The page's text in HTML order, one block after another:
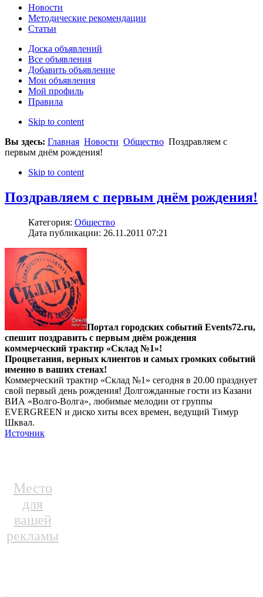
Новости
Методические рекомендации
Статьи
Доска объявлений
Все объявления
Добавить объявление
Мои объявления
Мой профиль
Правила
Skip to content
Вы здесь: Главная Новости Общество Поздравляем с
первым днём рождения!
Skip to content
Поздравляем с первым днём рождения!
Категория: Общество
Дата публикации: 26.11.2011 07:21
Портал городских событий Events72.ru,
спешит поздравить с первым днём рождения
коммерческий трактир «Склад №1»!
Процветания, верных клиентов и самых громких событий
именно в ваших стенах!
Коммерческий трактир «Склад №1» сегодня в 20.00 празднует
свой первый день рождения! Долгожданные гости из Казани
ВИА «Волго-Волга», любимые мелодии от группы
EVERGREEN и диско хиты всех времен, ведущий Тимур
Шквал.
Источник
Место
для
вашей
рекламы